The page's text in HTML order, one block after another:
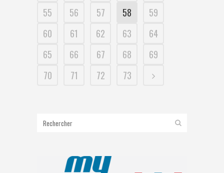
55
56 57 58
59
60
61 62 63
64
65
66 67 68
69
70
71 72 73